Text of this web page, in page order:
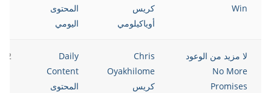
Win
كريس
أوياكيلومي
المحتوى
اليومي
لا مزيد من الوعود
No More
Promises
Chris
Oyakhilome
كريس
Daily
Content
المحتوى